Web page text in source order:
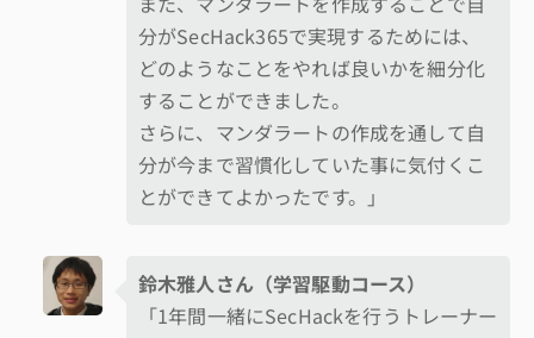
分がSecHack365で実現するためには、
どのようなことをやれば良いかを細分化
することができました。
さらに、マンダラートの作成を通して自
分が今まで習慣化していた事に気付くこ
とができてよかったです。」
鈴木雅人さん（学習駆動コース）
「1年間一緒にSecHackを行うトレーナー